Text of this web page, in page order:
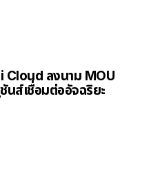
ลงนาม MOU
นส์เชื่อมต่ออัจฉริยะ